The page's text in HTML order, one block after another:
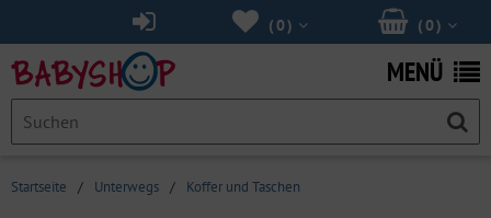
(0 )
(0 )
MENÜ
Startseite / Unterwegs / Koffer und Taschen